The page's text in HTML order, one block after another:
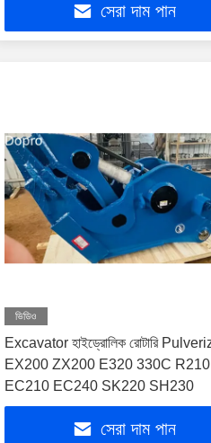
সেরা দাম পান
ভিডিও
Excavator হাইড্রোলিক রোটারি
EX200 ZX200 E320 330C R210
EC210 EC240 SK220 SH230
সেরা দাম পান